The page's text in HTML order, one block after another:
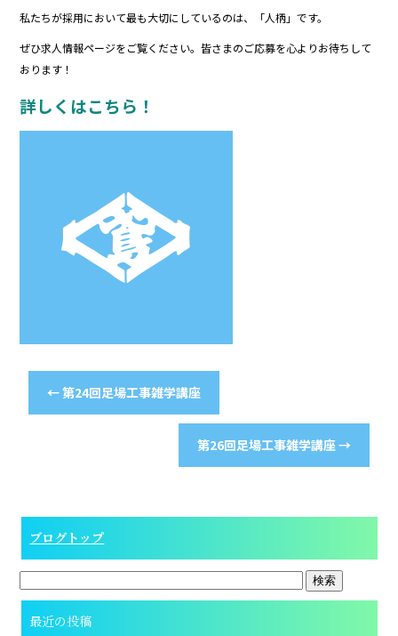
私たちが採用において最も大切にしているのは、「人柄」です。
ぜひ求人情報ページをご覧ください。皆さまのご応募を心よりお待ちして
おります！
詳しくはこちら！
←第24回足場工事雑学講座
第26回足場工事雑学講座→
ブログトップ
最近の投稿